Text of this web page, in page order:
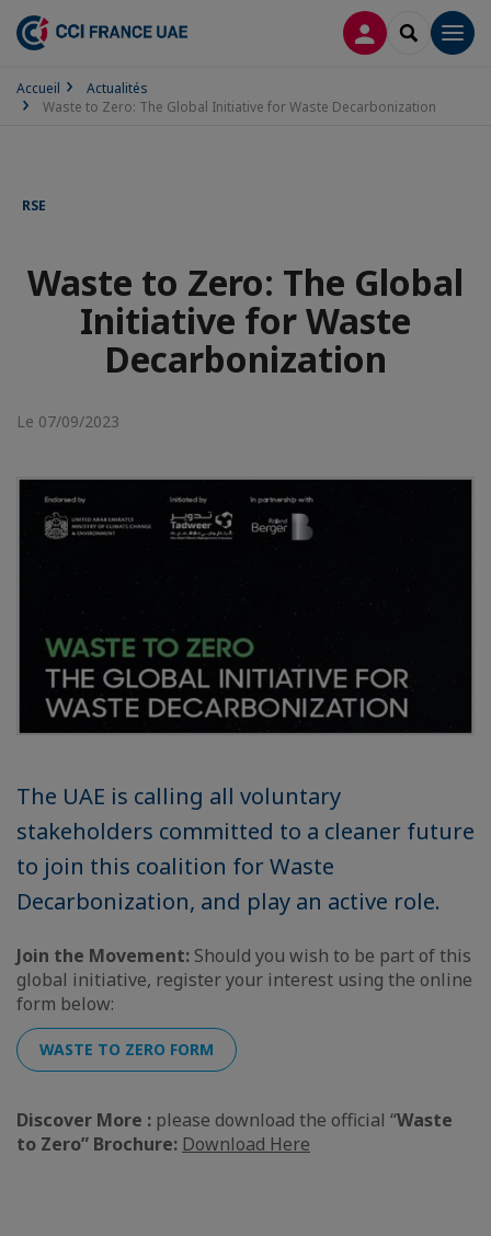
CONNEXION
Accueil
Actualités
Waste to Zero: The Global Initiative for Waste Decarbonization
RSE
Waste to Zero: The Global
Initiative for Waste
Decarbonization
Le 07/09/2023
The UAE is calling all voluntary
stakeholders committed to a cleaner future
to join this coalition for Waste
Decarbonization, and play an active role.
Join the Movement: Should you wish to be part of this
global initiative, register your interest using the online
form below:
WASTE TO ZERO FORM
Discover More : please download the official “Waste
to Zero” Brochure: Download Here